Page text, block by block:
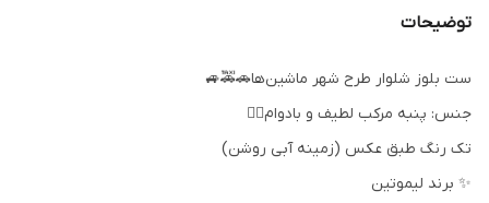
توضیحات
ست بلوز شلوار طرح شهر ماشین‌ها🚗🚕🚙
جنس: پنبه مرکب لطیف و بادوام👌🏻
تک رنگ طبق عکس (زمینه آبی روشن)
✨ برند لیموتین